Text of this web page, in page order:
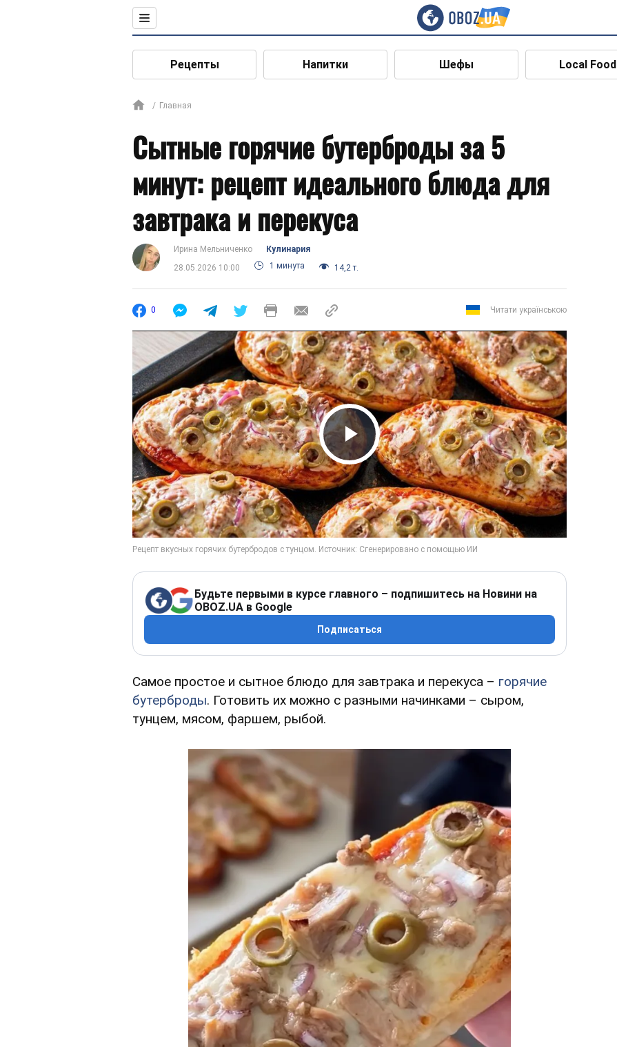
Рецепты Напитки Шефы Local Food
Главная
Сытные горячие бутерброды за 5
минут: рецепт идеального блюда для
завтрака и перекуса
Ирина Мельниченко
Кулинария
28.05.2026 10:00
1 минута 14,2 т.
0 Читати українською
Play Video
Будьте первыми в курсе главного – подпишитесь на Новини на
OBOZ.UA в Google
Подписаться
Самое простое и сытное блюдо для завтрака и перекуса – горячие
бутерброды. Готовить их можно с разными начинками – сыром,
тунцем, мясом, фаршем, рыбой.